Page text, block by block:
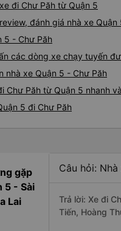
đi Chư Păh từ Quận 5
đánh giá nhà xe Quận
5 - Chư Păh
các dòng xe chạy tuyến
nhà xe Quận 5 - Chư Păh
Chư Păh từ Quận 5 nhanh
5 đi Chư Păh
gặp
5 - Sài
Lai
Câu hỏi:
Trả lời: Xe đi
Tiến, Hoàng